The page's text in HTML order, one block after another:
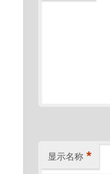
显示名称 *